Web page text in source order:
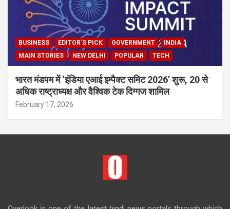
BUSINESS EDITOR'S PICK GOVERNMENT
INDIA
MAIN STORIES
NEW DELHI POPULAR TECH
भारत मंडपम में ‘इंडिया एआई इम्पैक्ट समिट 2026’ शुरू, 20 से
अधिक राष्ट्राध्यक्ष और वैश्विक टेक दिग्गज शामिल
February 17, 2026